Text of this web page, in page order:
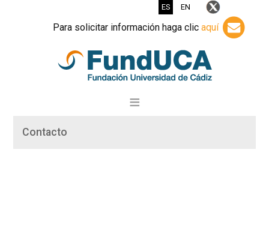
ES EN
Para solicitar información haga clic aquí
Contacto